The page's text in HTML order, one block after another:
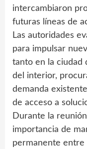
intercambiaron
futuras líneas de
Las autoridades
para impulsar
tanto en la ciudad
del interior,
demanda
de acceso a
Durante la
importancia de
permanente